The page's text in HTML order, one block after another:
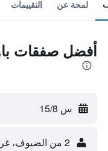
لمحة عن التقييمات
أفضل صفقات
س 15/8
2 من الضيوف، غرفة واحدة